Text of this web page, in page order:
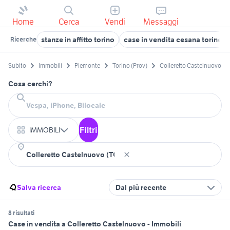
Home Cerca Vendi Messaggi
Ricerche stanze in affitto torino case in vendita cesana torinese
Subito Immobili Piemonte Torino (Prov) Colleretto Castelnuovo
Cosa cerchi?
IMMOBILI Filtri
Salva ricerca Dal più recente
8 risultati
Case in vendita a Colleretto Castelnuovo - Immobili